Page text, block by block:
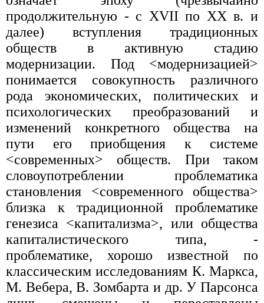
продолжительную - с XVII по XX в. и
далее) вступления традиционных
обществ в активную стадию
модернизации. Под <модернизацией>
понимается совокупность различного
рода экономических, политических и
психологических преобразований и
изменений конкретного общества на
пути его приобщения к системе
<современных> обществ. При таком
словоупотреблении проблематика
становления <современного общества>
близка к традиционной проблематике
генезиса <капитализма>, или общества
капиталистического типа, -
проблематике, хорошо известной по
классическим исследованиям К. Маркса,
М. Вебера, В. Зомбарта и др. У Парсонса